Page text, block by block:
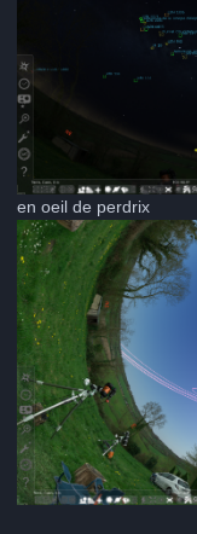
en oeil de perdrix